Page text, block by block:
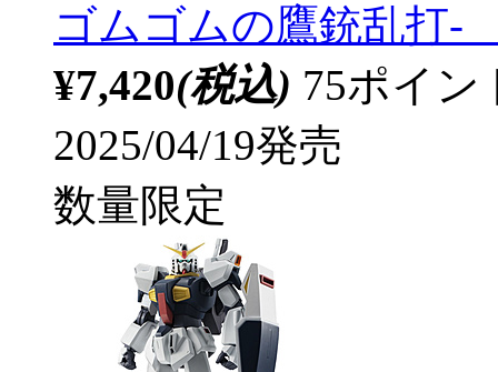
ゴムゴムの鷹銃乱打-
¥7,420(税込) 75ポイ
2025/04/19発売
数量限定